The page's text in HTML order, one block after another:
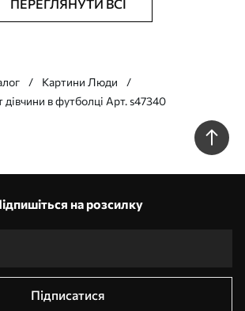
ПЕРЕГЛЯНУТИ ВСІ
Картини Люди
в футболці Арт. s47340
на розсилку
Підписатися